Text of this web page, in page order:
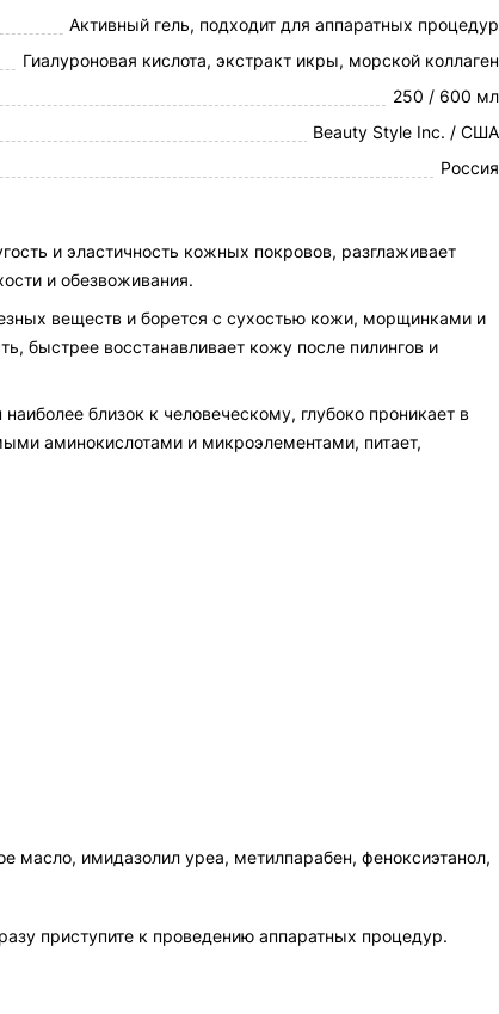
Активный гель, подходит для аппаратных процедур
Гиалуроновая кислота, экстракт икры, морской коллаген
250 / 600 мл
Beauty Style Inc. / США
Россия
и эластичность кожных покровов, разглаживает
и обезвоживания.
веществ и борется с сухостью кожи, морщинками и
быстрее восстанавливает кожу после пилингов и
близок к человеческому, глубоко проникает в
аминокислотами и микроэлементами, питает,
масло, имидазолил уреа, метилпарабен, феноксиэтанол,
приступите к проведению аппаратных процедур.